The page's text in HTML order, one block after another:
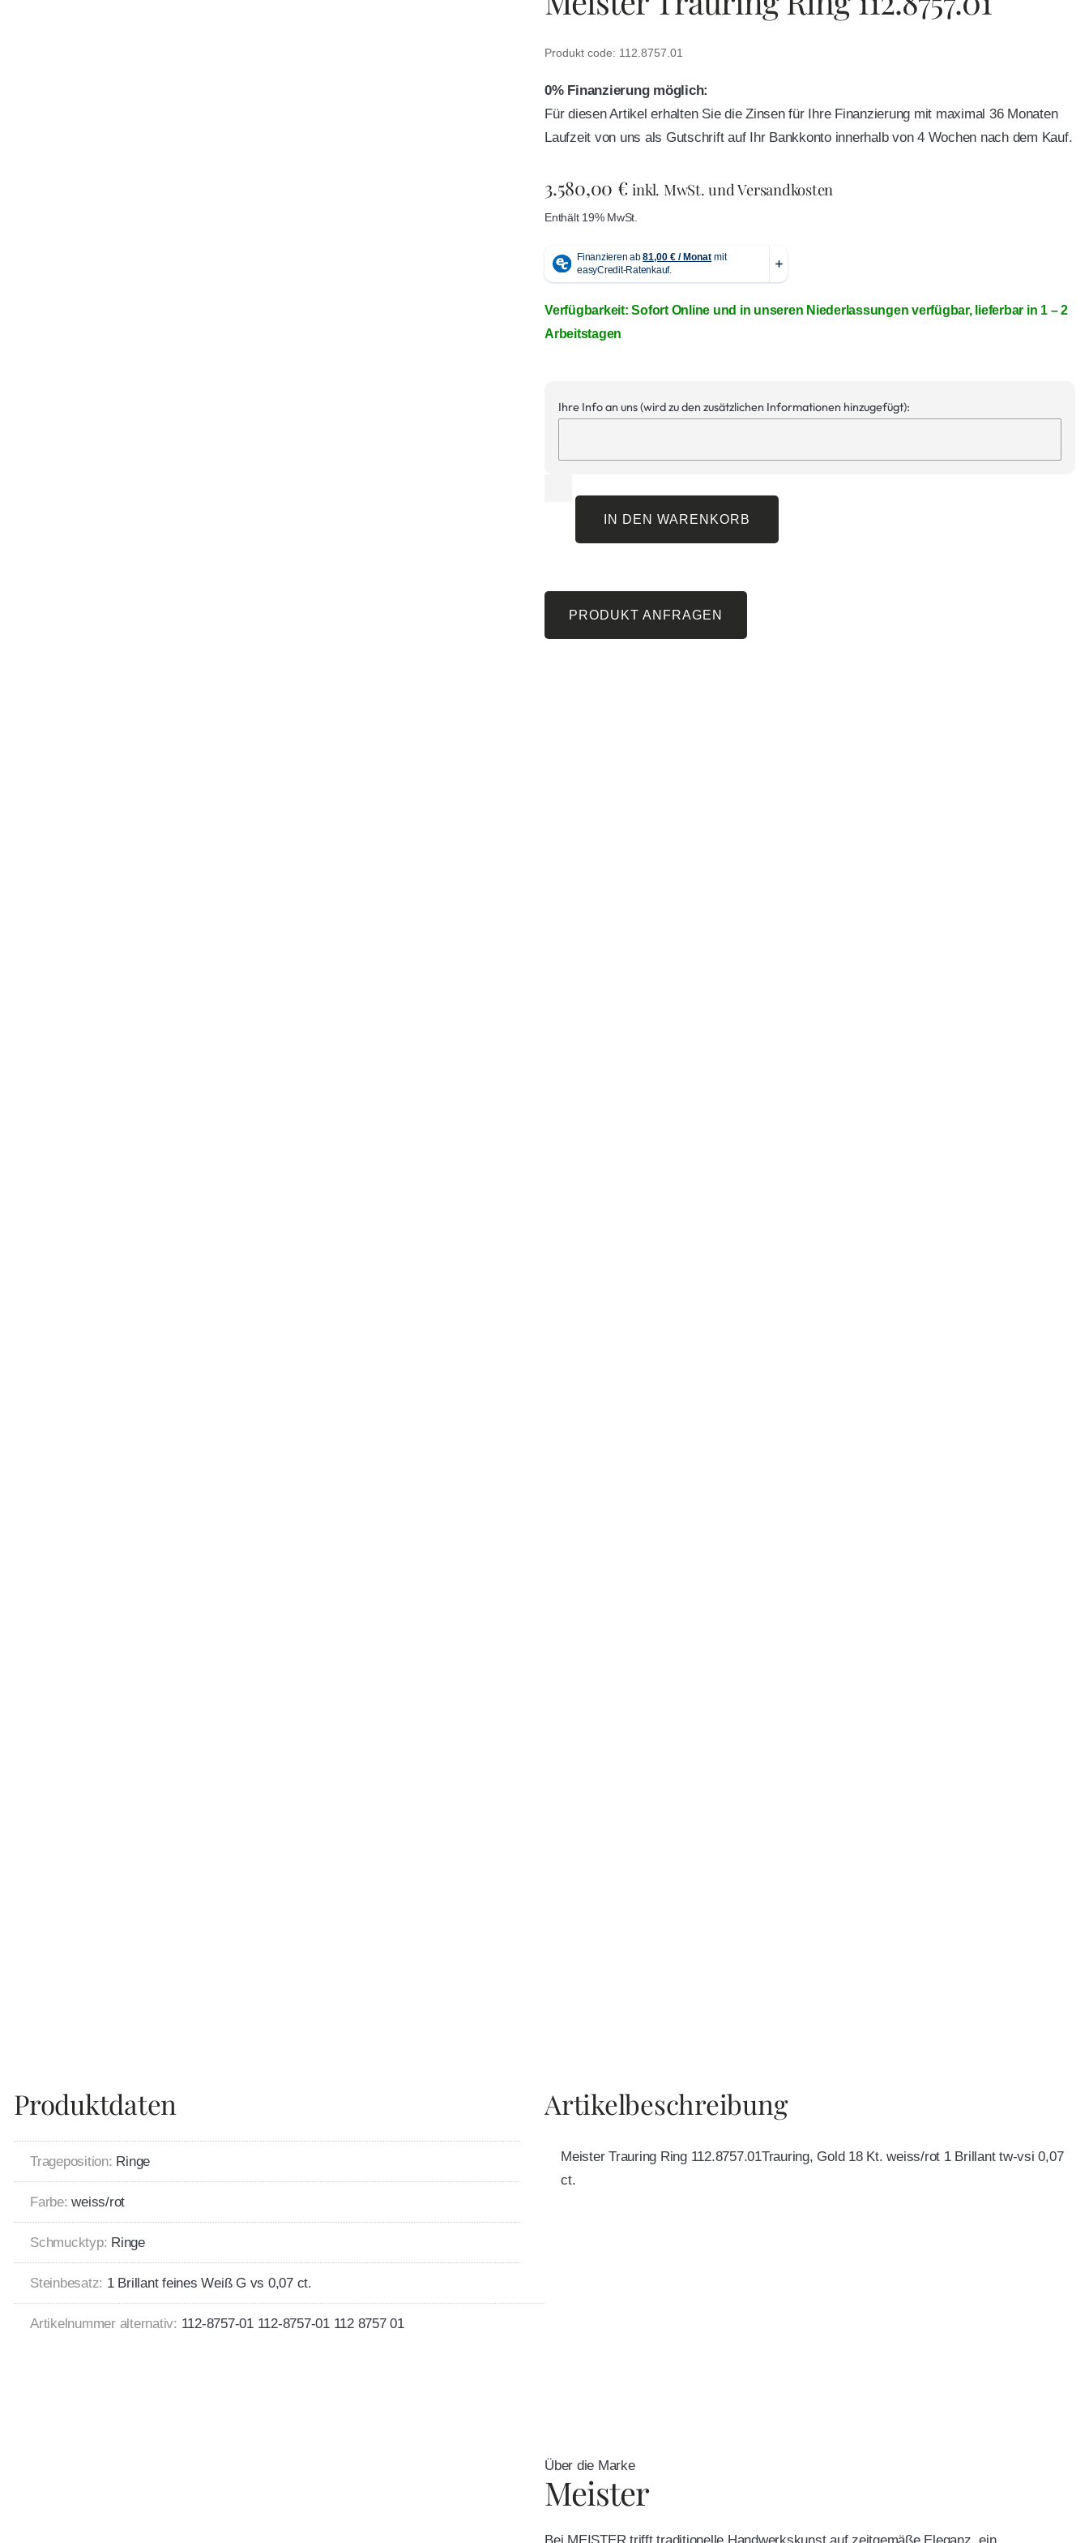
Produkt code: 112.8757.01
0% Finanzierung möglich:
Für diesen Artikel erhalten Sie die Zinsen für Ihre Finanzierung mit maximal 36 Monaten
Laufzeit von uns als Gutschrift auf Ihr Bankkonto innerhalb von 4 Wochen nach dem Kauf.
3.580,00 € inkl. MwSt. und Versandkosten
Enthält 19% MwSt.
Verfügbarkeit: Sofort Online und in unseren Niederlassungen verfügbar, lieferbar in 1 – 2
Arbeitstagen
Ihre Info an uns (wird zu den zusätzlichen Informationen hinzugefügt):
IN DEN WARENKORB
PRODUKT ANFRAGEN
Produktdaten
Trageposition: Ringe
Farbe: weiss/rot
Schmucktyp: Ringe
Steinbesatz: 1 Brillant feines Weiß G vs 0,07 ct.
Artikelnummer alternativ: 112-8757-01 112-8757-01 112 8757 01
Artikelbeschreibung
Meister Trauring Ring 112.8757.01Trauring, Gold 18 Kt. weiss/rot 1 Brillant tw-vsi 0,07
ct.
Über die Marke
Meister
Bei MEISTER trifft traditionelle Handwerkskunst auf zeitgemäße Eleganz, ein